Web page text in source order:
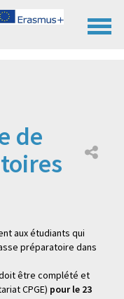
de
aux étudiants qui
préparatoire dans
être complété et
CPGE) pour le 23